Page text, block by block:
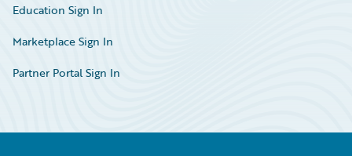
Education Sign In
Marketplace Sign In
Partner Portal Sign In